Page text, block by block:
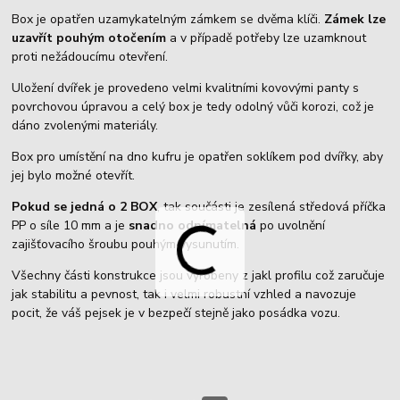
Box je opatřen uzamykatelným zámkem se dvěma klíči. Zámek lze
uzavřít pouhým otočením a v případě potřeby lze uzamknout
proti nežádoucímu otevření.
Uložení dvířek je provedeno velmi kvalitními kovovými panty s
povrchovou úpravou a celý box je tedy odolný vůči korozi, což je
dáno zvolenými materiály.
Box pro umístění na dno kufru je opatřen soklíkem pod dvířky, aby
jej bylo možné otevřít.
Pokud se jedná o 2 BOX, tak součásti je zesílená středová příčka
PP o síle 10 mm a je snadno odnímatelná po uvolnění
zajišťovacího šroubu pouhým vysunutím.
Všechny části konstrukce jsou vyrobeny z jakl profilu což zaručuje
jak stabilitu a pevnost, tak i velmi robustní vzhled a navozuje
pocit, že váš pejsek je v bezpečí stejně jako posádka vozu.